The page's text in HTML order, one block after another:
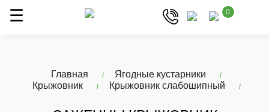
0
Главная
Ягодные кустарники
Крыжовник
Крыжовник слабошипный